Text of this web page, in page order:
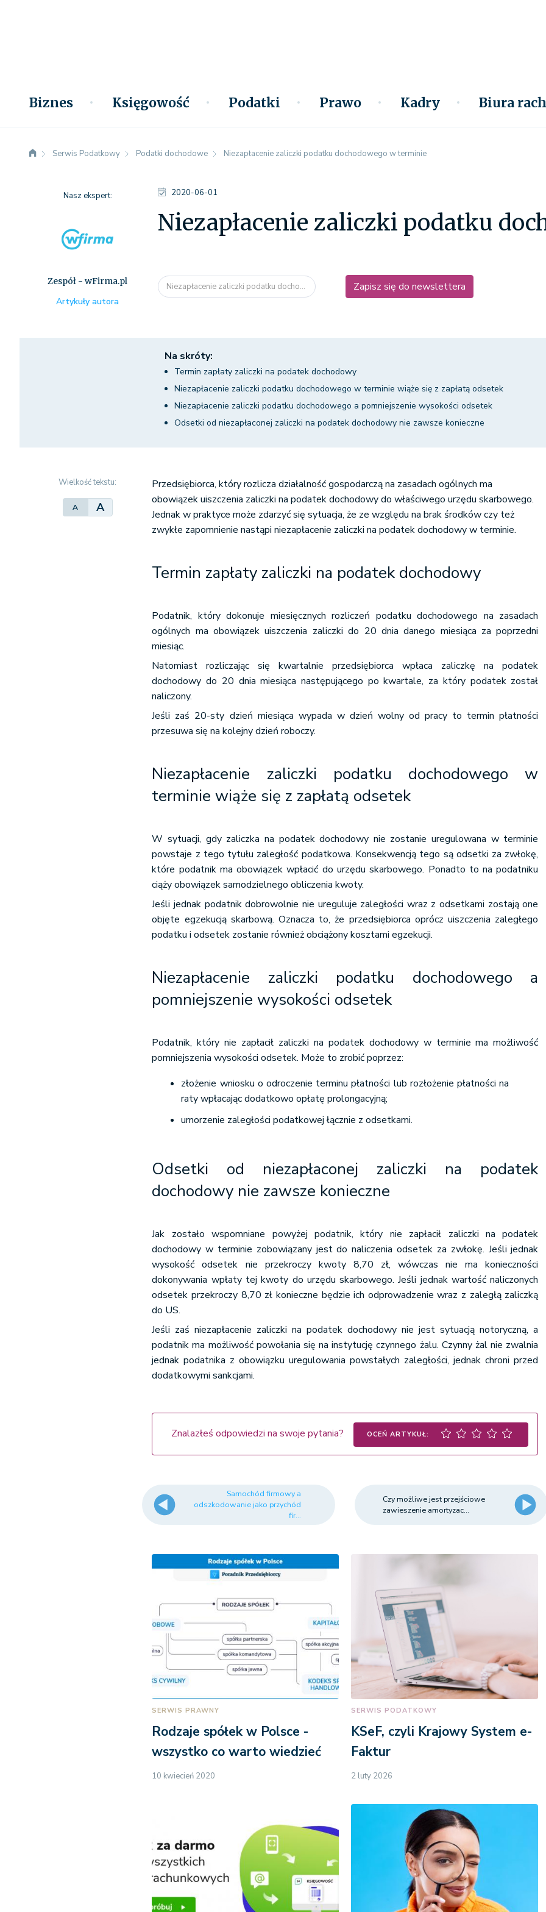
Biznes Księgowość Podatki Prawo Kadry Biura
Serwis Podatkowy Podatki dochodowe Niezapłacenie zaliczki podatku dochodowego w terminie
2020-06-01
Niezapłacenie zaliczki podatku
Niezapłacenie zaliczki podatku docho... Zapisz się do newslettera
Nasz ekspert:
Zespół - wFirma.pl
Artykuły autora
Na skróty:
Termin zapłaty zaliczki na podatek dochodowy
Niezapłacenie zaliczki podatku dochodowego w terminie wiąże się z zapłatą odsetek
Niezapłacenie zaliczki podatku dochodowego a pomniejszenie wysokości odsetek
Odsetki od niezapłaconej zaliczki na podatek dochodowy nie zawsze konieczne
Wielkość tekstu:
A A
Przedsiębiorca, który rozlicza działalność gospodarczą na zasadach ogólnych ma
obowiązek uiszczenia zaliczki na podatek dochodowy do właściwego urzędu skarbowego.
Jednak w praktyce może zdarzyć się sytuacja, że ze względu na brak środków czy też
zwykłe zapomnienie nastąpi niezapłacenie zaliczki na podatek dochodowy w terminie.
Termin zapłaty zaliczki na podatek dochodowy
Podatnik, który dokonuje miesięcznych rozliczeń podatku dochodowego na zasadach
ogólnych ma obowiązek uiszczenia zaliczki do 20 dnia danego miesiąca za poprzedni
miesiąc.
Natomiast rozliczając się kwartalnie przedsiębiorca wpłaca zaliczkę na podatek
dochodowy do 20 dnia miesiąca następującego po kwartale, za który podatek został
naliczony.
Jeśli zaś 20-sty dzień miesiąca wypada w dzień wolny od pracy to termin płatności
przesuwa się na kolejny dzień roboczy.
Niezapłacenie zaliczki podatku dochodowego w
terminie wiąże się z zapłatą odsetek
W sytuacji, gdy zaliczka na podatek dochodowy nie zostanie uregulowana w terminie
powstaje z tego tytułu zaległość podatkowa. Konsekwencją tego są odsetki za zwłokę,
które podatnik ma obowiązek wpłacić do urzędu skarbowego. Ponadto to na podatniku
ciąży obowiązek samodzielnego obliczenia kwoty.
Jeśli jednak podatnik dobrowolnie nie ureguluje zaległości wraz z odsetkami zostają one
objęte egzekucją skarbową. Oznacza to, że przedsiębiorca oprócz uiszczenia zaległego
podatku i odsetek zostanie również obciążony kosztami egzekucji.
Niezapłacenie zaliczki podatku dochodowego a
pomniejszenie wysokości odsetek
Podatnik, który nie zapłacił zaliczki na podatek dochodowy w terminie ma możliwość
pomniejszenia wysokości odsetek. Może to zrobić poprzez:
złożenie wniosku o odroczenie terminu płatności lub rozłożenie płatności na
raty wpłacając dodatkowo opłatę prolongacyjną;
umorzenie zaległości podatkowej łącznie z odsetkami.
Odsetki od niezapłaconej zaliczki na podatek
dochodowy nie zawsze konieczne
Jak zostało wspomniane powyżej podatnik, który nie zapłacił zaliczki na podatek
dochodowy w terminie zobowiązany jest do naliczenia odsetek za zwłokę. Jeśli jednak
wysokość odsetek nie przekroczy kwoty 8,70 zł, wówczas nie ma konieczności
dokonywania wpłaty tej kwoty do urzędu skarbowego. Jeśli jednak wartość naliczonych
odsetek przekroczy 8,70 zł konieczne będzie ich odprowadzenie wraz z zaległą zaliczką
do US.
Jeśli zaś niezapłacenie zaliczki na podatek dochodowy nie jest sytuacją notoryczną, a
podatnik ma możliwość powołania się na instytucję czynnego żalu. Czynny żal nie zwalnia
jednak podatnika z obowiązku uregulowania powstałych zaległości, jednak chroni przed
dodatkowymi sankcjami.
Znalazłeś odpowiedzi na swoje pytania? OCEŃ ARTYKUŁ:
Samochód firmowy a
odszkodowanie jako przychód
fir...
Czy możliwe jest przejściowe
zawieszenie amortyzac...
SERWIS PRAWNY
Rodzaje spółek w Polsce -
wszystko co warto wiedzieć
10 kwiecień 2020
SERWIS PODATKOWY
KSeF, czyli Krajowy System e-
Faktur
2 luty 2026